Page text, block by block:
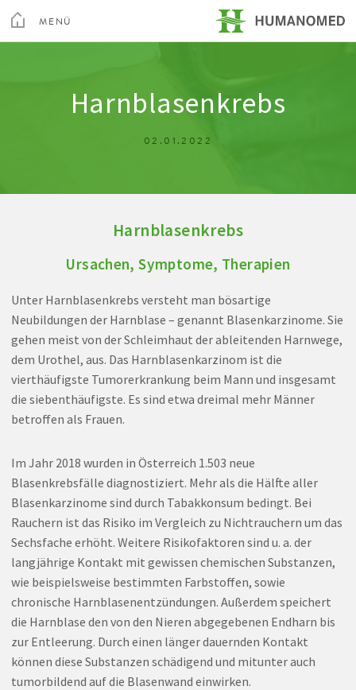
Menu
MENÜ
Harnblasenkrebs
02.01.2022
Harnblasenkrebs
Ursachen, Symptome, Therapien
Unter Harnblasenkrebs versteht man bösartige
Neubildungen der Harnblase – genannt Blasenkarzinome. Sie
gehen meist von der Schleimhaut der ableitenden Harnwege,
dem Urothel, aus. Das Harnblasenkarzinom ist die
vierthäufigste Tumorerkrankung beim Mann und insgesamt
die siebenthäufigste. Es sind etwa dreimal mehr Männer
betroffen als Frauen.
Im Jahr 2018 wurden in Österreich 1.503 neue
Blasenkrebsfälle diagnostiziert. Mehr als die Hälfte aller
Blasenkarzinome sind durch Tabakkonsum bedingt. Bei
Rauchern ist das Risiko im Vergleich zu Nichtrauchern um das
Sechsfache erhöht. Weitere Risikofaktoren sind u. a. der
langjährige Kontakt mit gewissen chemischen Substanzen,
wie beispielsweise bestimmten Farbstoffen, sowie
chronische Harnblasenentzündungen. Außerdem speichert
die Harnblase den von den Nieren abgegebenen Endharn bis
zur Entleerung. Durch einen länger dauernden Kontakt
können diese Substanzen schädigend und mitunter auch
tumorbildend auf die Blasenwand einwirken.